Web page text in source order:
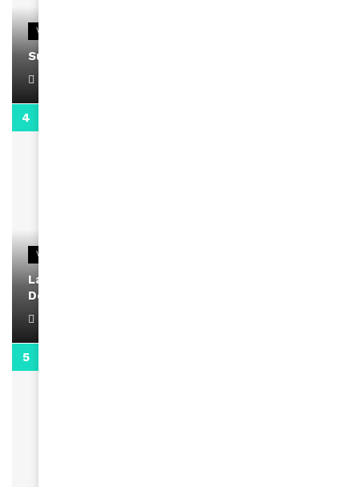
VIDEOS
Support Black Business Wee-kend
VIDEOS
La rubrique santé speciale coronavirus du
Docteur Makanda